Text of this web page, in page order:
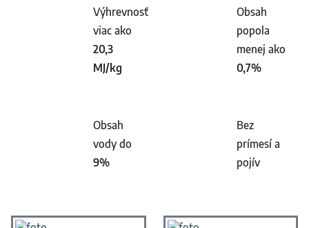
Výhrevnosť
viac ako
20,3
MJ/kg
Obsah
popola
menej ako
0,7%
Obsah
vody do
9%
Bez
prímesí a
pojív